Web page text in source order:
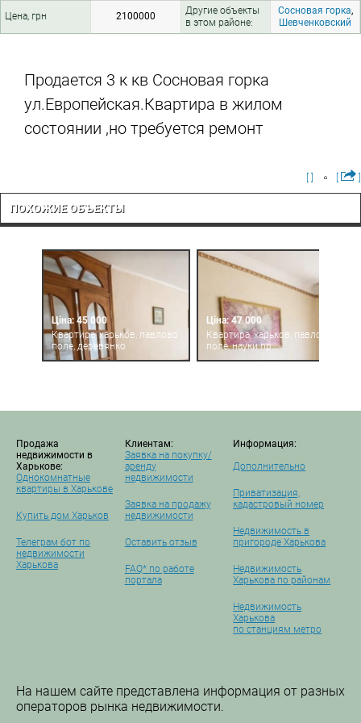
Цена, грн 2100000
Другие объекты
в этом районе:
Сосновая горка,
Шевченковский
Продается 3 к кв Сосновая горка
ул.Европейская.Квартира в жилом
состоянии ,но требуется ремонт
ПОХОЖИЕ ОБЪЕКТЫ
Ціна: 45 000
Квартира, харьков, павлово
поле, деревянко
Ціна: 47 000
Квартира, харьков, павлово
поле, науки пр.
Продажа
недвижимости в
Харькове:
Однокомнатные
квартиры в Харькове
Купить дом Харьков
Телеграм бот по
недвижимости
Харькова
Клиентам:
Заявка на покупку/
аренду
недвижимости
Заявка на продажу
недвижимости
Оставить отзыв
FAQ* по работе
портала
Информация:
Дополнительно
Приватизация,
кадастровый номер
Недвижимость в
пригороде Харькова
Недвижимость
Харькова по районам
Недвижимость
Харькова
по станциям метро
На нашем сайте представлена информация от разных
операторов рынка недвижимости.